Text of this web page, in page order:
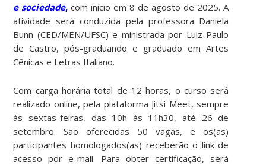
e sociedade, com início em 8 de agosto de 2025. A
atividade será conduzida pela professora Daniela
Bunn (CED/MEN/UFSC) e ministrada por Luiz Paulo
de Castro, pós-graduando e graduado em Artes
Cênicas e Letras Italiano.
Com carga horária total de 12 horas, o curso será
realizado online, pela plataforma Jitsi Meet, sempre
às sextas-feiras, das 10h às 11h30, até 26 de
setembro. São oferecidas 50 vagas, e os(as)
participantes homologados(as) receberão o link de
acesso por e-mail. Para obter certificação, será